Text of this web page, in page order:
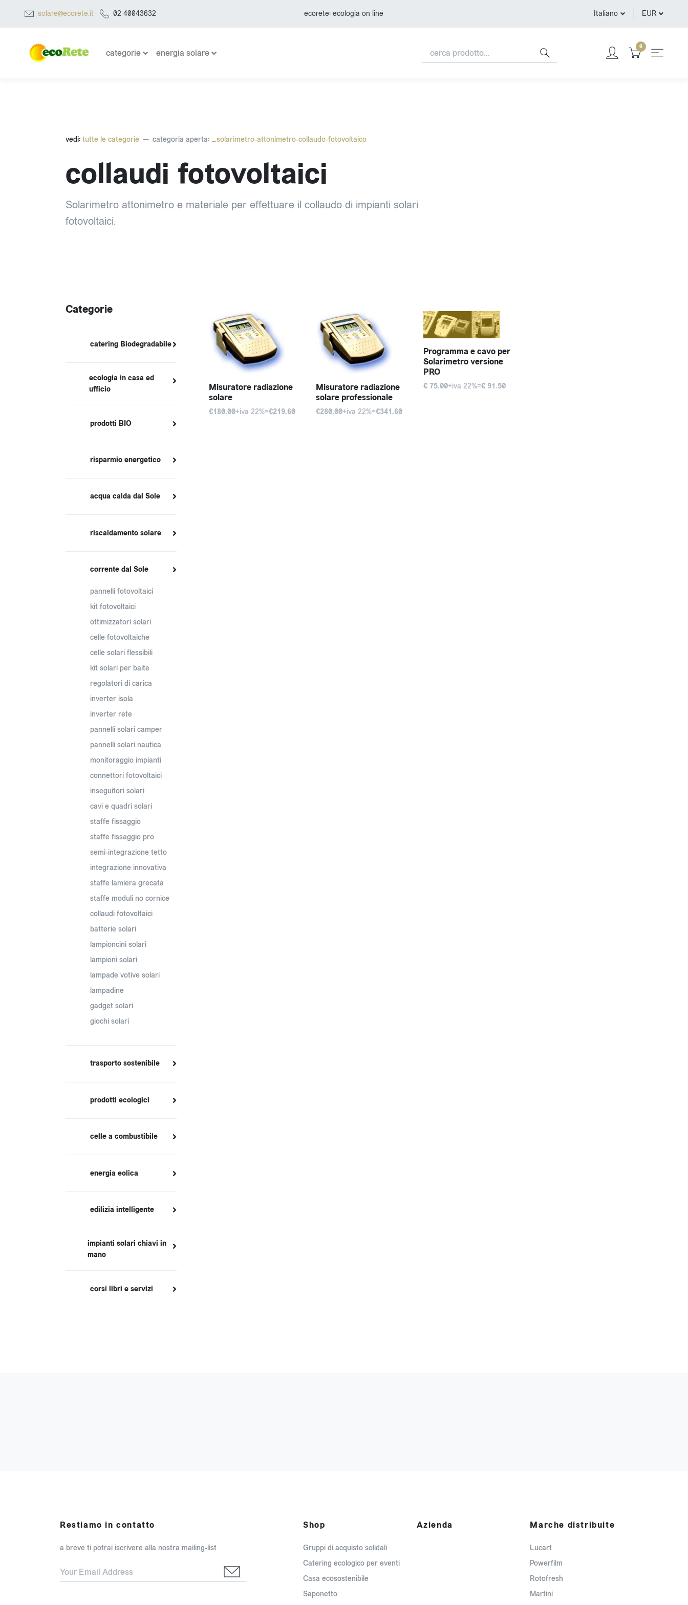
solare@ecorete.it 02 40043632 ecorete: ecologia on line Italiano EUR
categorie energia solare
0
vedi: tutte le categorie categoria aperta: _solarimetro-attonimetro-collaudo-fotovoltaico
collaudi fotovoltaici
Solarimetro attonimetro e materiale per effettuare il collaudo di impianti solari
fotovoltaici.
Misuratore radiazione
solare
€180.00+iva 22%=€219.60
Misuratore radiazione
solare professionale
€280.00+iva 22%=€341.60
Programma e cavo per
Solarimetro versione
PRO
€ 75.00+iva 22%=€ 91.50
Categorie
catering Biodegradabile
ecologia in casa ed
ufficio
prodotti BIO
risparmio energetico
acqua calda dal Sole
riscaldamento solare
corrente dal Sole
pannelli fotovoltaici
kit fotovoltaici
ottimizzatori solari
celle fotovoltaiche
celle solari flessibili
kit solari per baite
regolatori di carica
inverter isola
inverter rete
pannelli solari camper
pannelli solari nautica
monitoraggio impianti
connettori fotovoltaici
inseguitori solari
cavi e quadri solari
staffe fissaggio
staffe fissaggio pro
semi-integrazione tetto
integrazione innovativa
staffe lamiera grecata
staffe moduli no cornice
collaudi fotovoltaici
batterie solari
lampioncini solari
lampioni solari
lampade votive solari
lampadine
gadget solari
giochi solari
trasporto sostenibile
prodotti ecologici
celle a combustibile
energia eolica
edilizia intelligente
impianti solari chiavi in
mano
corsi libri e servizi
Restiamo in contatto
a breve ti potrai iscrivere alla nostra mailing-list
Shop
Gruppi di acquisto solidali
Catering ecologico per eventi
Casa ecosostenibile
Saponetto
Azienda Marche distribuite
Lucart
Powerfilm
Rotofresh
Martini